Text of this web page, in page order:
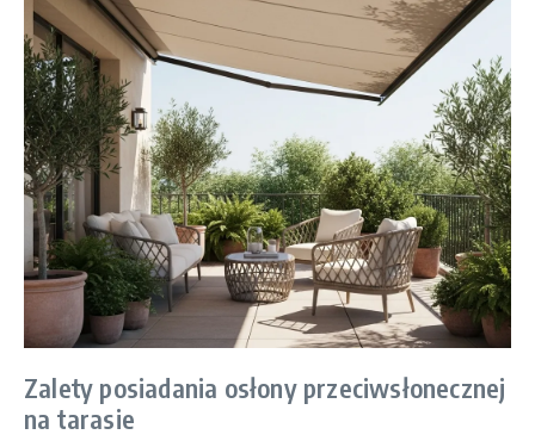
Zalety posiadania osłony przeciwsłonecznej
na tarasie